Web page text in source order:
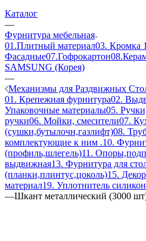
Каталог
—
Фурнитура мебельная
01.Плитный материал03. Кромка
Фасадные07.Гофрокартон
SAMSUNG (Корея)
—
Механизмы для Раздвижных
01. Крепежная фурнитура02.
Упаковочные материалы05.
ручки06. Мойки, смесители07.
(сушки,бутылочн,газлифт)08.
комплектующие к ним .10.
(профиль,шлегель)11.
выдвижная13. Фурнитура для
(планки,плинтус,цоколь)15.
материал19. Уплотнитель
—Шкант металлический (3000